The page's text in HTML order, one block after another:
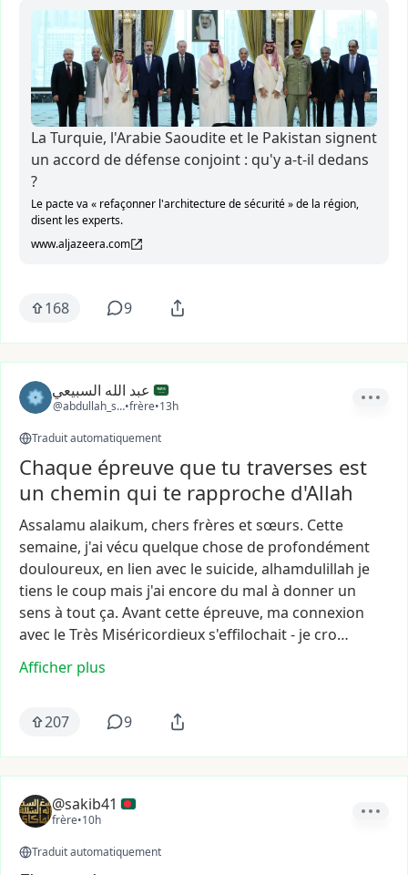
La Turquie, l'Arabie Saoudite et le Pakistan signent
un accord de défense conjoint : qu'y a-t-il dedans
?
Le pacte va « refaçonner l'architecture de sécurité » de la région,
disent les experts.
www.aljazeera.com
168 9
عبد الله السبيعي
@abdullah_sa21
•frère•13h
Traduit automatiquement
Chaque épreuve que tu traverses est
un chemin qui te rapproche d'Allah
Assalamu alaikum, chers frères etsœurs. Cette
semaine, j'ai vécu quelque chose de profondément
douloureux, en lien avec lesuicide, alhamdulillah je
tiens le coup mais j'ai encore du mal à donner un
sens à tout ça. Avant cette épreuve, ma connexion
avec leTrès Miséricordieuxs'effilochait- je cro…
Afficher plus
207 9
@sakib41
frère•10h
Traduit automatiquement